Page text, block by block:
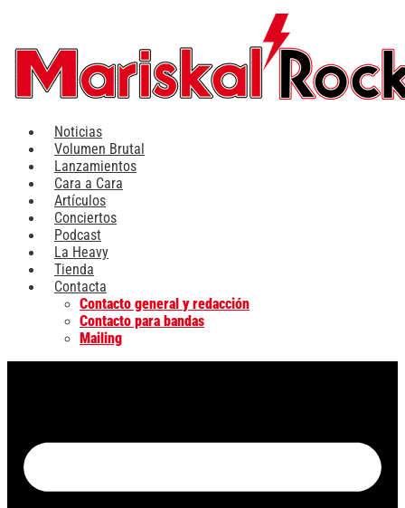
contenido
Noticias
Volumen Brutal
Lanzamientos
Cara a Cara
Artículos
Conciertos
Podcast
La Heavy
Tienda
Contacta
Contacto general y redacción
Contacto para bandas
Mailing